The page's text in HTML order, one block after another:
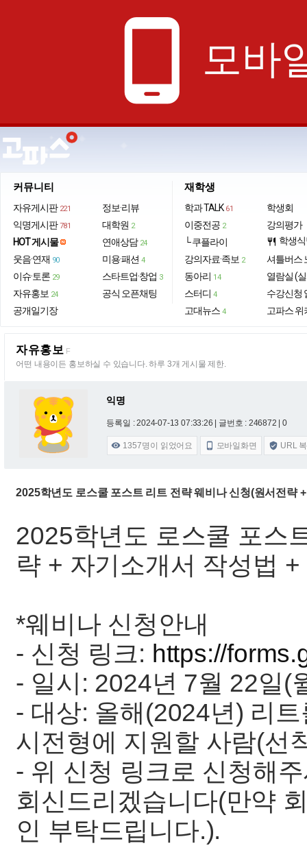
phone_android 모바
커뮤니티
자유게시판 221
익명게시판 781
HOT 게시물
웃음·연재 90
이슈·토론 29
자유홍보 24
공개일기장
정보·리뷰
대학원 2
연애상담 24
미용·패션 4
스타트업·창업 3
공식 오픈채팅
재학생
학과 TALK 61
이중전공 2
└ 쿠플라이
강의자료·족보 2
동아리 14
스터디 4
고대뉴스 4
학생회
강의평가
restaurant 학생
셔틀버스
열람실 (
수강신청
고파스 위
자유홍보 F
어떤 내용이든 홍보하실 수 있습니다. 하루 3개 게시물 제한.
익명
등록일 : 2024-07-13 07:33:26 | 글번호 : 246872 | 0
 1357명이 읽었어요  모바일화면  URL
2025학년도 로스쿨 포스트 리트 전략 웨비나 신청(원서전략
2025학년도 로스쿨 포스
략 + 자기소개서 작성법
*웨비나 신청안내
- 신청 링크: https://
- 일시: 2024년 7월 22일(
- 대상: 올해(2024년) 리
시전형에 지원할 사람(선
- 위 신청 링크로 신청해
회신드리겠습니다(만약
인 부탁드립니다.).